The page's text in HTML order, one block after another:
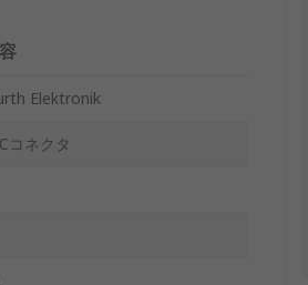
Elektronik
コネクタ